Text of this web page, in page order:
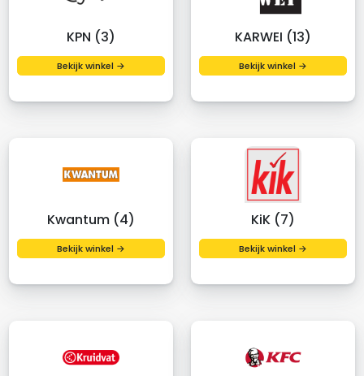
KPN (3)
Bekijk winkel →
KARWEI (13)
Bekijk winkel →
Kwantum (4)
Bekijk winkel →
KiK (7)
Bekijk winkel →